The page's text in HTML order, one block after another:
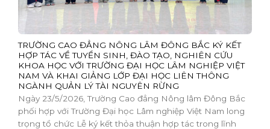
TRƯỜNG CAO ĐẲNG NÔNG LÂM ĐÔNG BẮC KÝ KẾT
HỢP TÁC VỀ TUYỂN SINH, ĐÀO TẠO, NGHIÊN CỨU
KHOA HỌC VỚI TRƯỜNG ĐẠI HỌC LÂM NGHIỆP VIỆT
NAM VÀ KHAI GIẢNG LỚP ĐẠI HỌC LIÊN THÔNG
NGÀNH QUẢN LÝ TÀI NGUYÊN RỪNG
Ngày 23/5/2026, Trường Cao đẳng Nông lâm Đông Bắc
phối hợp với Trường Đại học Lâm nghiệp Việt Nam long
trọng tổ chức Lễ ký kết thỏa thuận hợp tác trong lĩnh